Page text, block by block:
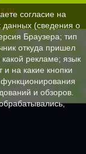
согласие на
данных (сведения о
Браузера; тип
откуда пришел
какой рекламе; язык
на какие кнопки
и обзоров.